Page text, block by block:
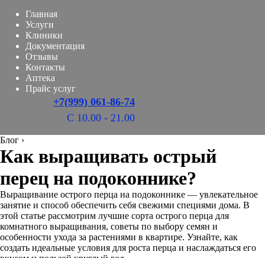
Главная
Услуги
Клиники
Документация
Отзывы
Контакты
Аптека
Прайс услуг
+7(999) 061-86-74
С 10.00 - 21.00
Блог ›
Как выращивать острый
перец на подоконнике?
Выращивание острого перца на подоконнике — увлекательное
занятие и способ обеспечить себя свежими специями дома. В
этой статье рассмотрим лучшие сорта острого перца для
комнатного выращивания, советы по выбору семян и
особенности ухода за растениями в квартире. Узнайте, как
создать идеальные условия для роста перца и наслаждаться его